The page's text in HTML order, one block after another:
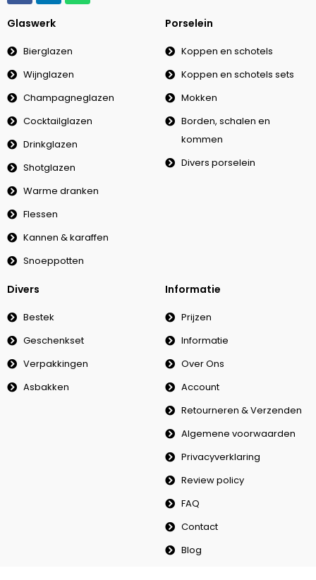
Glaswerk
Bierglazen
Wijnglazen
Champagneglazen
Cocktailglazen
Drinkglazen
Shotglazen
Warme dranken
Flessen
Kannen & karaffen
Snoeppotten
Porselein
Koppen en schotels
Koppen en schotels sets
Mokken
Borden, schalen en
kommen
Divers porselein
Divers
Bestek
Geschenkset
Verpakkingen
Asbakken
Informatie
Prijzen
Informatie
Over Ons
Account
Retourneren & Verzenden
Algemene voorwaarden
Privacyverklaring
Review policy
FAQ
Contact
Blog